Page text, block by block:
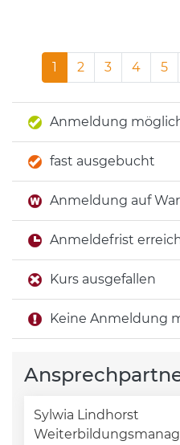
1 2 3 4 5
Anmeldung
fast ausgebucht
Anmeldung auf
Anmeldefrist
Kurs ausgefallen
Keine Anmeldung
Sylwia Lindhorst